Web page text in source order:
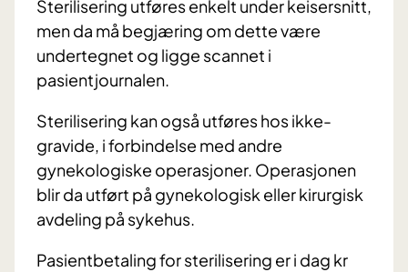
Sterilisering utføres enkelt under keisersnitt,
men da må begjæring om dette være
undertegnet og ligge scannet i
pasientjournalen.
Sterilisering kan også utføres hos ikke-
gravide, i forbindelse med andre
gynekologiske operasjoner. Operasjonen
blir da utført på gynekologisk eller kirurgisk
avdeling på sykehus.
Pasientbetaling for sterilisering er i dag kr